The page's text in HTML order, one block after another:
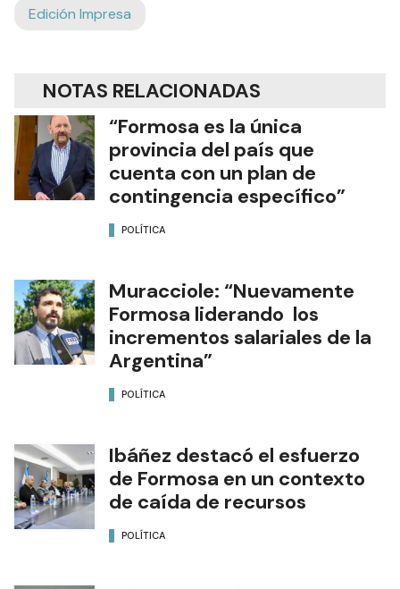
Edición Impresa
NOTAS RELACIONADAS
“Formosa es la única
provincia del país que
cuenta con un plan de
contingencia específico”
POLÍTICA
Muracciole: “Nuevamente
Formosa liderando los
incrementos salariales de la
Argentina”
POLÍTICA
Ibáñez destacó el esfuerzo
de Formosa en un contexto
de caída de recursos
POLÍTICA